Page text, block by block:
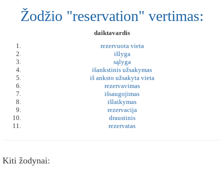
Žodžio "reservation" vertimas:
daiktavardis
rezervuota vieta
išlyga
sąlyga
išankstinis užsakymas
iš anksto užsakyta vieta
rezervavimas
išsaugojimas
išlaikymas
rezervacija
draustinis
rezervatas
Kiti žodynai: